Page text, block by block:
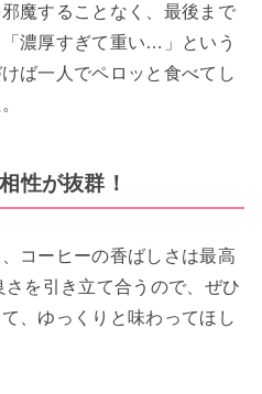
魔することなく、最後まで
濃厚すぎて重い…」という
ば一人でペロッと食べてし
性が抜群！
コーヒーの香ばしさは最高
を引き立て合うので、ぜひ
、ゆっくりと味わってほし